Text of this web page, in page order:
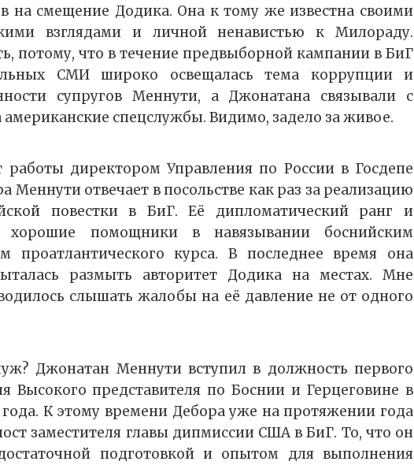
на смещение Додика. Она к тому же известна своими
взглядами и личной ненавистью к Милораду.
потому, что в течение предвыборной кампании в БиГ
СМИ широко освещалась тема коррупции и
супругов Меннути, а Джонатана связывали с
американские спецслужбы. Видимо, задело за живое.
директором Управления по России в Госдепе
Меннути отвечает в посольстве как раз за реализацию
повестки в БиГ. Её дипломатический ранг и
помощники в навязывании боснийским
проатлантического курса. В последнее время она
размыть авторитет Додика на местах. Мне
слышать жалобы на её давление не от одного
Джонатан Меннути вступил в должность первого
Высокого представителя по Боснии и Герцеговине в
К этому времени Дебора уже на протяжении года
заместителя главы дипмиссии США в БиГ. То, что он
подготовкой и опытом для выполнения